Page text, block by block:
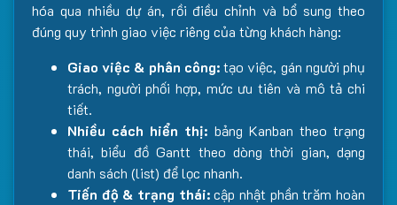
hóa qua nhiều dự án, rồi điều chỉnh và bổ sung theo
đúng quy trình giao việc riêng của từng khách hàng:
Giao việc & phân công:tạo việc, gán người phụ
trách, người phối hợp, mức ưu tiên và mô tả chi
tiết.
Nhiều cách hiển thị: bảng Kanban theo trạng
thái, biểu đồ Gantt theo dòng thời gian, dạng
danh sách (list) để lọc nhanh.
Tiến độ & trạng thái:cập nhật phần trăm hoàn